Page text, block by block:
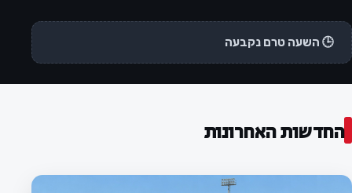
🕒 השעה טרם נקבעה
החדשות האחרונות